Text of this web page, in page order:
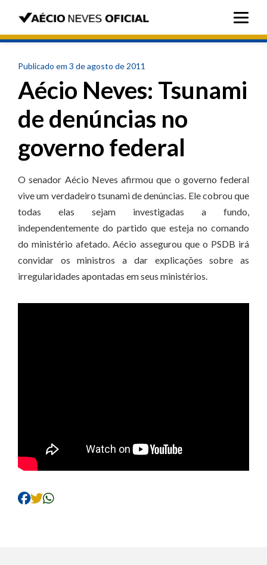
Publicado em 3 de agosto de 2011
Aécio Neves: Tsunami
de denúncias no
governo federal
O senador Aécio Neves afirmou que o governo federal
vive um verdadeiro tsunami de denúncias. Ele cobrou que
todas elas sejam investigadas a fundo,
independentemente do partido que esteja no comando
do ministério afetado. Aécio assegurou que o PSDB irá
convidar os ministros a dar explicações sobre as
irregularidades apontadas em seus ministérios.